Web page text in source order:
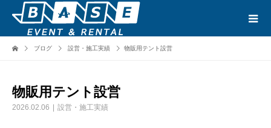
ブログ 設営・施工実績 物販用テント設営
物販用テント設営
2026.02.06 設営・施工実績